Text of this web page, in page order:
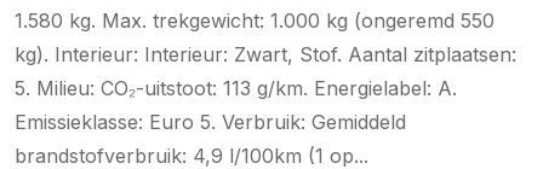
1.580 kg. Max. trekgewicht: 1.000 kg (ongeremd 550
kg). Interieur: Interieur: Zwart, Stof. Aantal zitplaatsen:
5. Milieu: CO₂-uitstoot: 113 g/km. Energielabel: A.
Emissieklasse: Euro 5. Verbruik: Gemiddeld
brandstofverbruik: 4,9 l/100km (1 op...